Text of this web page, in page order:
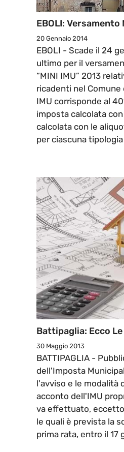
EBOLI: Versamento
20 Gennaio 2014
EBOLI - Scade il 24
ultimo per il
“MINI IMU” 2013
ricadenti nel Comune
IMU corrisponde al
imposta calcolata
calcolata con le
per ciascuna
Battipaglia: Ecco
30 Maggio 2013
BATTIPAGLIA -
dell'Imposta
l'avviso e le modalità
acconto dell'IMU
va effettuato,
le quali è prevista la
prima rata, entro il 17